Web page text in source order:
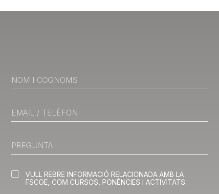
seu torn, ells la poden combinar amb altres dades que
que heu fet dels seus serveis.
VULL REBRE INFORMACIÓ RELACIONADA AMB LA
FSCOE, COM CURSOS, PONÈNCIES I ACTIVITATS.